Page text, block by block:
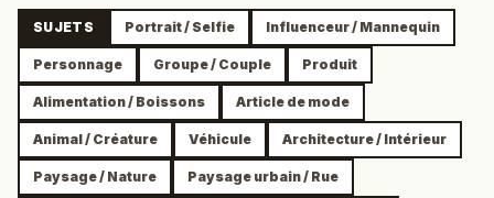
SUJETS Portrait / Selfie Influenceur / Mannequin
Personnage Groupe / Couple Produit
Alimentation / Boissons Article de mode
Animal / Créature Véhicule Architecture / Intérieur
Paysage / Nature Paysage urbain / Rue